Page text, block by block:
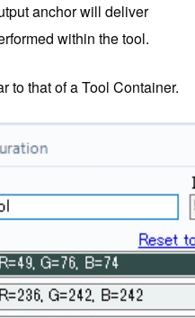
anchor will deliver
within the tool.
to that of a Tool Container.